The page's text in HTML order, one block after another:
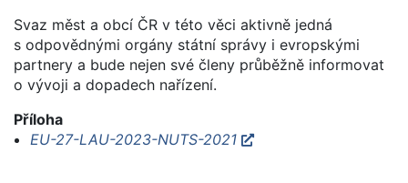
Svaz měst a obcí ČR v této věci aktivně jedná
s odpovědnými orgány státní správy i evropskými
partnery a bude nejen své členy průběžně informovat
o vývoji a dopadech nařízení.
Příloha
EU-27-LAU-2023-NUTS-2021